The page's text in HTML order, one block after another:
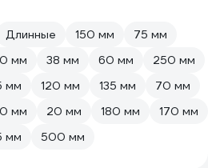
Длинные 150 мм
75 мм
мм 38 мм 60 мм
250 мм
мм 120 мм 135 мм
70 мм
мм 20 мм 180 мм
170 мм
мм 500 мм